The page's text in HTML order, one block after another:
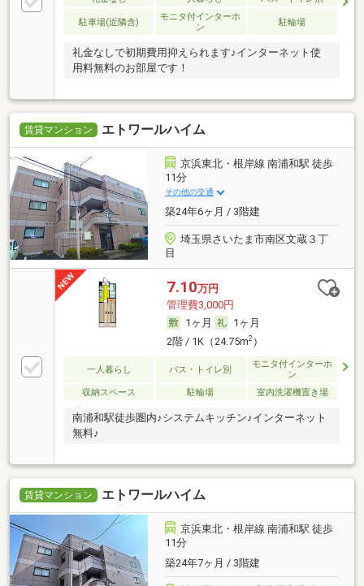
駐車場(近隣含)
モニタ付インターホ
ン
駐輪場
礼金なしで初期費用抑えられます♪インターネット使
用料無料のお部屋です！
賃貸マンション エトワールハイム
京浜東北・根岸線 南浦和駅 徒歩
11分
その他の交通
築24年6ヶ月 / 3階建
埼玉県さいたま市南区文蔵３丁
目
7.10万円
管理費3,000円
1ヶ月
1ヶ月
2階 / 1K（24.75m2）
一人暮らし バス・トイレ別
モニタ付インターホ
ン
収納スペース
駐輪場 室内洗濯機置き場
南浦和駅徒歩圏内♪システムキッチン♪インターネット
無料♪
賃貸マンション エトワールハイム
京浜東北・根岸線 南浦和駅 徒歩
11分
築24年7ヶ月 / 3階建